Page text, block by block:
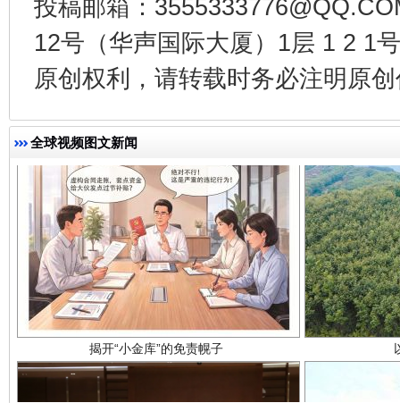
投稿邮箱：
12号（华声国际大厦）1层 1 2 1
原创权利，请转载时务必注明原
全球视频图文新闻
揭开“小金库”的免责幌子